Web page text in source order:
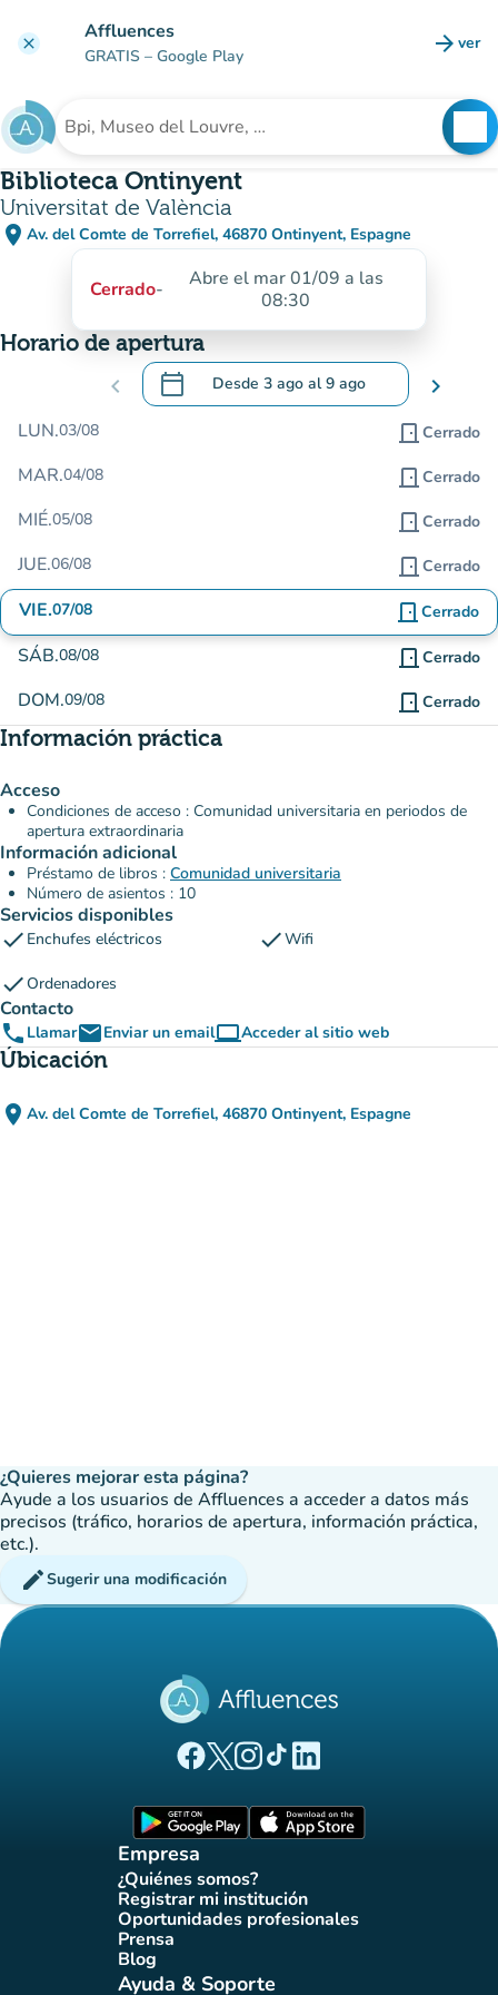
clear Affluences
GRATIS – Google Play arrow_forward ver
Buscar un establecimiento
Biblioteca Ontinyent
Universitat de València
place Av. del Comte de Torrefiel, 46870 Ontinyent, Espagne
(abrir en Google Maps)
(nueva pestaña)
Cerrado-
Abre el mar 01/09 a las
08:30
Horario de apertura
chevron_left calendar_today Desde 3 ago al9 ago
.Abra el calendario para cambiar las
chevron_right
LUN.03/08 door_front Cerrado
MAR.04/08 door_front Cerrado
MIÉ.05/08 door_front Cerrado
JUE.06/08 door_front Cerrado
VIE.07/08 door_front Cerrado
SÁB.08/08 door_front Cerrado
DOM.09/08 door_front Cerrado
Información práctica
Acceso
Condiciones de acceso : Comunidad universitaria en periodos de
apertura extraordinaria
Información adicional
Préstamo de libros : Comunidad universitaria
Número de asientos : 10
Servicios disponibles
check Enchufes eléctricos checkWifi
checkOrdenadores
Contacto
phone LlamaremailEnviar un emailcomputerAcceder al sitio web
(nueva pestaña)
Úbicación
place Av. del Comte de Torrefiel, 46870 Ontinyent, Espagne
(abrir en Google Maps)
(nueva pestaña)
¿Quieres mejorar esta página?
Ayude a los usuarios de Affluences a acceder a datos más
precisos (tráfico, horarios de apertura, información práctica,
etc.).
editSugerir una modificación
(nueva pestaña)
(nueva pestaña)
(nueva pestaña)
(nueva pestaña)
(nueva pestaña)
Empresa
¿Quiénes somos?
(nueva pestaña)
Registrar mi institución
(nueva pestaña)
Oportunidades profesionales
(nueva pestaña)
Prensa(nueva pestaña)
Blog(nueva pestaña)
Ayuda & Soporte